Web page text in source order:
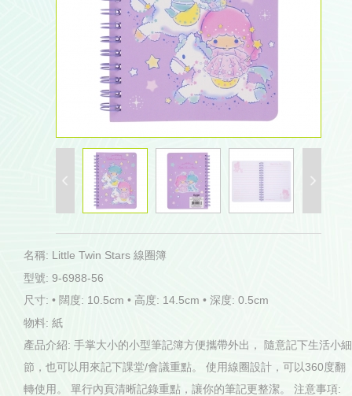
名稱: Little Twin Stars 線圈簿
型號: 9-6988-56
尺寸: • 闊度: 10.5cm • 高度: 14.5cm • 深度: 0.5cm
物料: 紙
產品介紹: 手掌大小的小型筆記簿方便攜帶外出， 隨意記下生活小細
節，也可以用來記下課堂/會議重點。 使用線圈設計，可以360度翻
轉使用。 單行內頁清晰記錄重點，讓你的筆記更整潔。 注意事項: